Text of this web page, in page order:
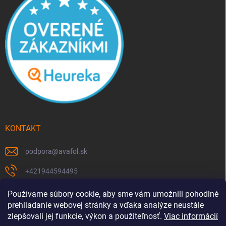
Používame súbory cookie, aby sme vám umožnili pohodlné
prehliadanie webovej stránky a vďaka analýze neustále
zlepšovali jej funkcie, výkon a použiteľnosť. Viac informácií
KONTAKT
podpora@avafol.sk
+421944594495
https://www.facebook.com/p/avafolsk-100091961793102/
avafol.sk/